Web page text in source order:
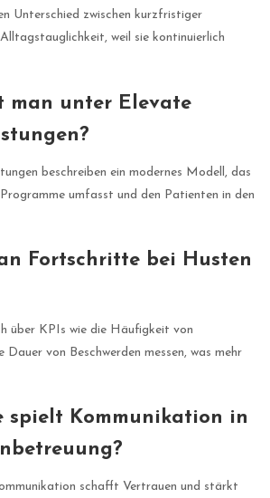
Unterschied zwischen kurzfristiger
weil sie kontinuierlich
man unter Elevate
beschreiben ein modernes Modell, das
umfasst und den Patienten in den
Fortschritte bei Husten
über KPIs wie die Häufigkeit von
Dauer von Beschwerden messen, was mehr
spielt Kommunikation in
schafft Vertrauen und stärkt